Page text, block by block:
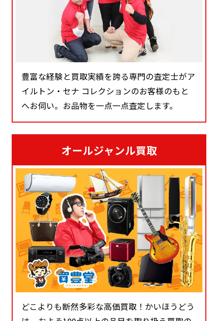
豊富な経験と買取実績を誇る専門の査定士がア
イルトン・セナ コレクションのお客様のもと
へお伺い。お品物を一点一点査定します。
オールジャンル買取
どこよりも断然多彩な高価買取！かいほうどう